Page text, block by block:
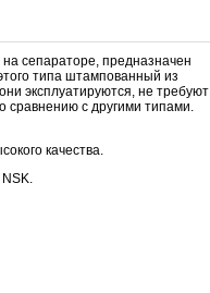
сепараторе, предназначен
типа штампованный из
эксплуатируются, не требуют
сравнению с другими типами.
качества.
NSK.